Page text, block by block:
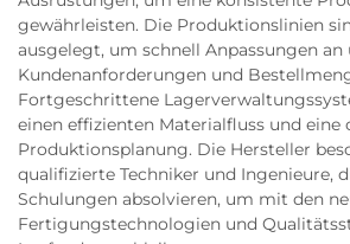
gewährleisten. Die Produktionslinien
ausgelegt, um schnell Anpassungen
Kundenanforderungen und
Fortgeschrittene
einen effizienten Materialfluss und eine
Produktionsplanung. Die Hersteller
qualifizierte Techniker und Ingenieure,
Schulungen absolvieren, um mit den
Fertigungstechnologien und